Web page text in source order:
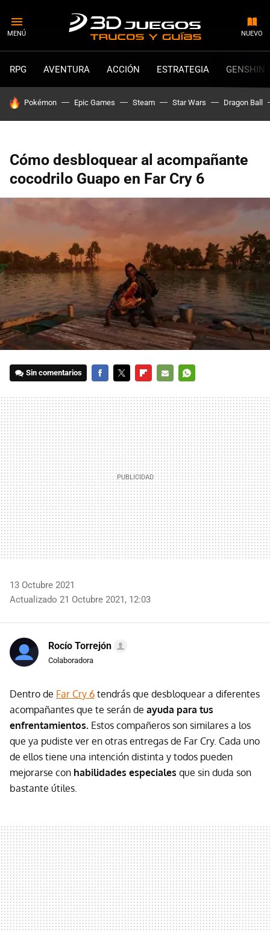
MENÚ NUEVO
RPG AVENTURA ACCIÓN ESTRATEGIA GENSHIN
HOY SE HABLA DE
Pokémon Epic Games Steam Star Wars Dragon Ball
Cómo desbloquear al acompañante
cocodrilo Guapo en Far Cry 6
Sin comentarios
MAIL
13 Octubre 2021
Actualizado 21 Octubre 2021, 12:03
Rocío Torrejón
Colaboradora
Dentro de Far Cry 6 tendrás que desbloquear a diferentes
acompañantes que te serán de ayuda para tus
enfrentamientos. Estos compañeros son similares a los
que ya pudiste ver en otras entregas de Far Cry. Cada uno
de ellos tiene una intención distinta y todos pueden
mejorarse con habilidades especiales que sin duda son
bastante útiles.